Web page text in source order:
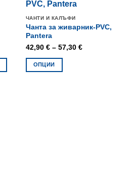
ЧАНТИ И КАЛЪФИ
Чанта за живарник-PVC,
Pantera
42,90 € – 57,30 €Price
ОПЦИИ